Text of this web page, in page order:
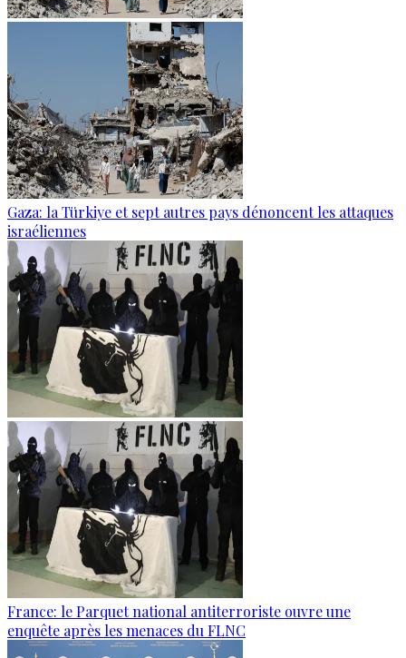
Gaza: la Türkiye et sept autres pays dénoncent les attaques
israéliennes
France: le Parquet national antiterroriste ouvre une
enquête après les menaces du FLNC